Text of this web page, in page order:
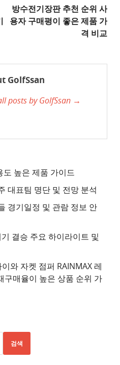
방수전기장판 추천 순위 사
용자 구매평이 좋은 제품 가
격 비교
GolfSsan
posts by GolfSsan →
높은 제품 가이드
대표팀 명단 및 전망 분석
경기일정 및 관람 정보 안
결승 주요 하이라이트 및
와 자켓 점퍼 RAINMAX 레
구매율이 높은 상품 순위 가
검색